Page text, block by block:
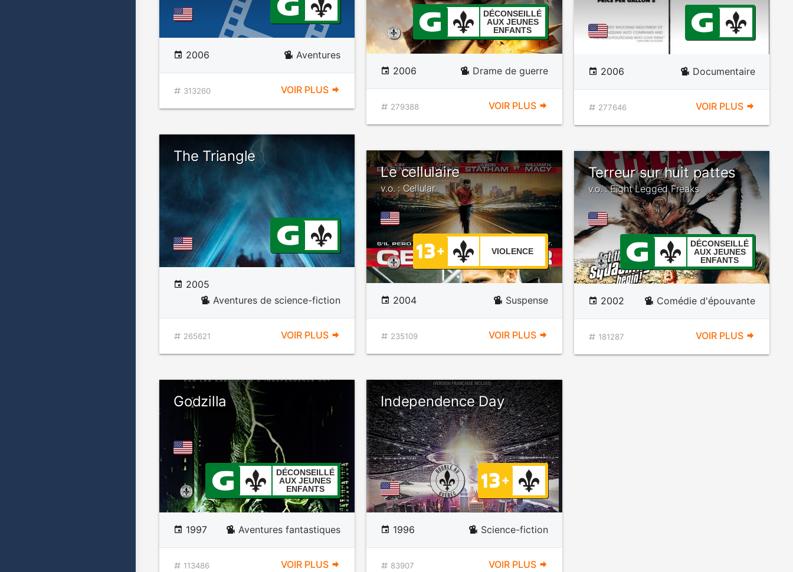
2006 Aventures
313260 VOIR PLUS
DÉCONSEILLÉ
AUX JEUNES
ENFANTS
2006 Drame de guerre
279388 VOIR PLUS
2006 Documentaire
277646 VOIR PLUS
The Triangle
2005
Aventures de science-fiction
265621 VOIR PLUS
Le cellulaire
v.o. : Cellular
VIOLENCE
2004 Suspense
235109 VOIR PLUS
Terreur sur huit pattes
v.o. : Eight Legged Freaks
DÉCONSEILLÉ
AUX JEUNES
ENFANTS
2002 Comédie d'épouvante
181287 VOIR PLUS
Godzilla
DÉCONSEILLÉ
AUX JEUNES
ENFANTS
1997 Aventures fantastiques
113486 VOIR PLUS
Independence Day
1996 Science-fiction
83907 VOIR PLUS